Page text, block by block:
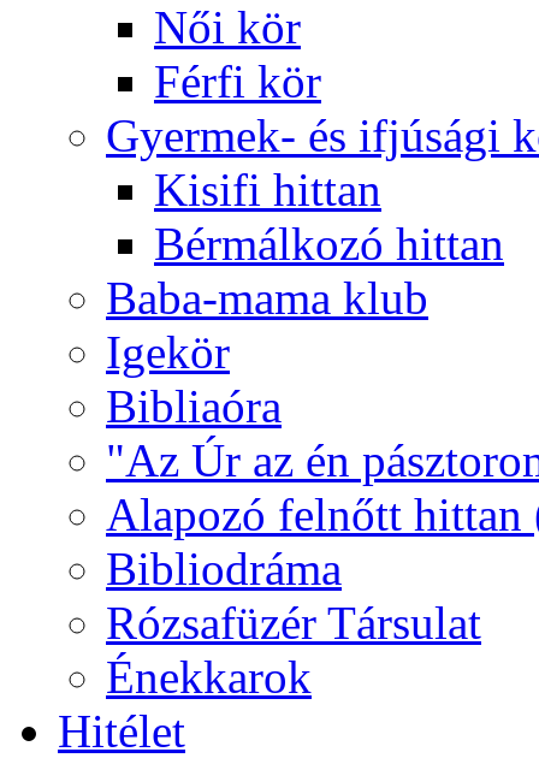
Női kör
Férfi kör
Gyermek- és ifjúsági
Kisifi hittan
Bérmálkozó hittan
Baba-mama klub
Igekör
Bibliaóra
"Az Úr az én
Alapozó felnőtt hittan
Bibliodráma
Rózsafüzér Társulat
Énekkarok
Hitélet